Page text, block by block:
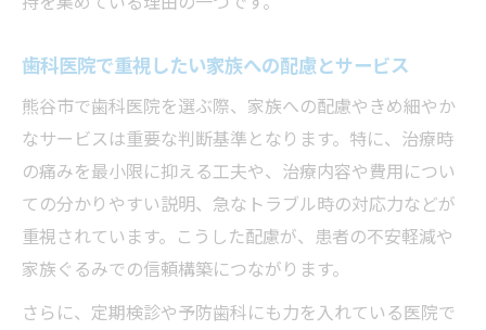
歯科医院で重視したい家族への配慮とサービス
熊谷市で歯科医院を選ぶ際、家族への配慮やきめ細やか
なサービスは重要な判断基準となります。特に、治療時
の痛みを最小限に抑える工夫や、治療内容や費用につい
ての分かりやすい説明、急なトラブル時の対応力などが
重視されています。こうした配慮が、患者の不安軽減や
家族ぐるみでの信頼構築につながります。
さらに、定期検診や予防歯科にも力を入れている医院で